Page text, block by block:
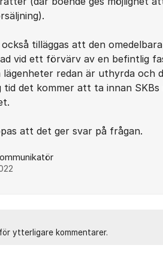
tilläggas att den
vid ett förvärv av en befintlig
lägenheter redan är uthyrda och
tid det kommer att ta innan SKBs
att det ger svar på frågan.
ytterligare kommentarer.